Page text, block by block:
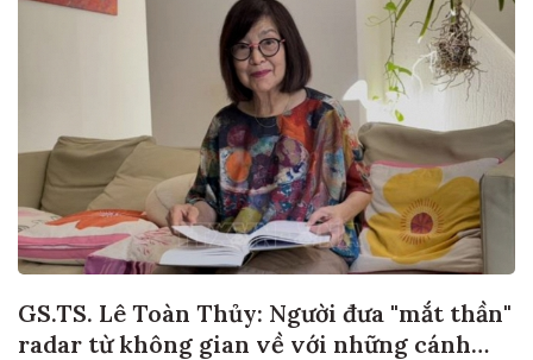
GS.TS. Lê Toàn Thủy: Người đưa "mắt thần"
radar từ không gian về với những cánh